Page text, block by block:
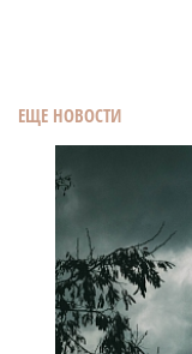
ЕЩЕ НОВОСТИ